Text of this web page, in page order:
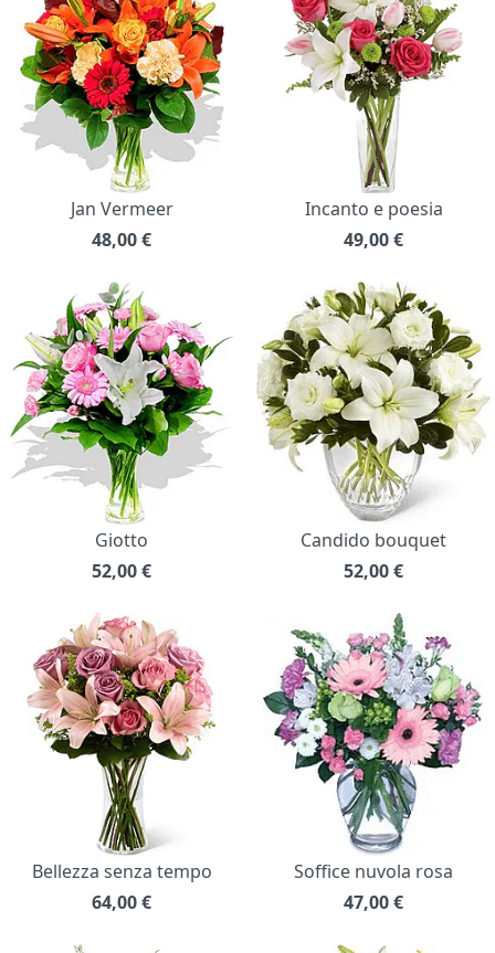
Jan Vermeer
48,00€
Incanto e poesia
49,00€
Giotto
52,00€
Candido bouquet
52,00€
Bellezza senza tempo
64,00€
Soffice nuvola rosa
47,00€